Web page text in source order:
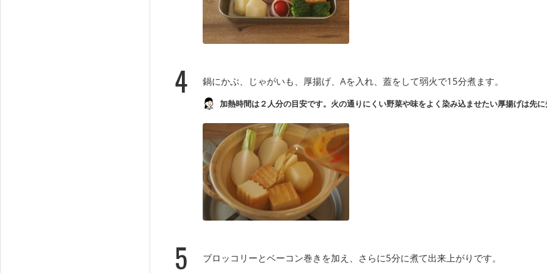
4 鍋にかぶ、じゃがいも、厚揚げ、Aを入れ、蓋をして弱火で15分煮ます。
加熱時間は２人分の目安です。火の通りにくい野菜や味をよく染み込ませたい厚揚げは先に
5 ブロッコリーとベーコン巻きを加え、さらに5分に煮て出来上がりです。